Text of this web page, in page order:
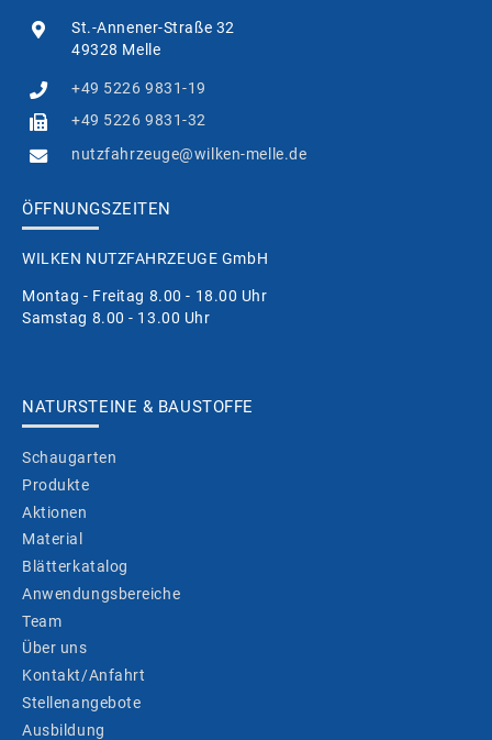
St.-Annener-Straße 32
49328 Melle
+49 5226 9831-19
+49 5226 9831-32
nutzfahrzeuge@wilken-melle.de
ÖFFNUNGSZEITEN
WILKEN NUTZFAHRZEUGE GmbH
Montag - Freitag 8.00 - 18.00 Uhr
Samstag 8.00 - 13.00 Uhr
NATURSTEINE & BAUSTOFFE
Schaugarten
Produkte
Aktionen
Material
Blätterkatalog
Anwendungsbereiche
Team
Über uns
Kontakt/Anfahrt
Stellenangebote
Ausbildung